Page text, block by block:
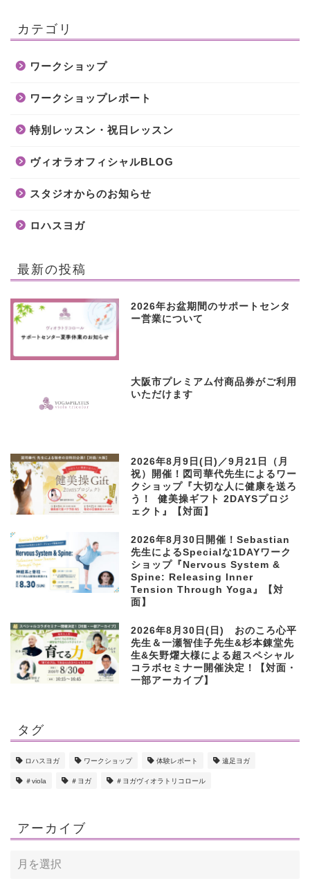
カテゴリ
ワークショップ
ワークショップレポート
特別レッスン・祝日レッスン
ヴィオラオフィシャルBLOG
スタジオからのお知らせ
ロハスヨガ
最新の投稿
2026年お盆期間のサポートセンタ
ー営業について
大阪市プレミアム付商品券がご利用
いただけます
2026年8月9日(日)／9月21日（月
祝）開催！図司華代先生によるワー
クショップ『大切な人に健康を送ろ
う！ 健美操ギフト 2DAYSプロジ
ェクト』【対面】
2026年8月30日開催！Sebastian
先生によるSpecialな1DAYワーク
ショップ『Nervous System &
Spine: Releasing Inner
Tension Through Yoga』【対
面】
2026年8月30日(日) おのころ心平
先生＆一瀬智佳子先生&杉本錬堂先
生&矢野燿大様による超スペシャル
コラボセミナー開催決定！【対面・
一部アーカイブ】
タグ
ロハスヨガ ワークショップ 体験レポート 遠足ヨガ
＃viola ＃ヨガ ＃ヨガヴィオラトリコロール
アーカイブ